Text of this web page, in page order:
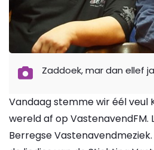
Zaddoek, mar dan ellef
Vandaag stemme wir éél veul
wereld af op VastenavendFM.
Berregse